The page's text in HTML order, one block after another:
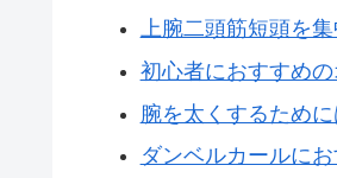
上腕二頭筋短頭を
初心者におすすめ
腕を太くするため
ダンベルカールに